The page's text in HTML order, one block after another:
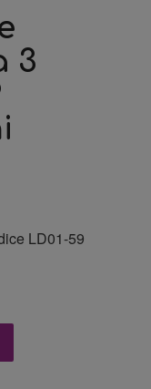
3
LD01-59